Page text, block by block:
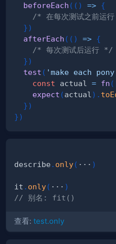
beforeEach ( ( ) => {
/* 在每次测试之前运
})
afterEach ( ( ) => {
/* 每次测试后运行 */
})
test ( 'make each
const actual = fn (
expect (actual ) .
})
})
describe . only( ··· )
it . only( ··· )
// 别名: fit()
查看: test.only